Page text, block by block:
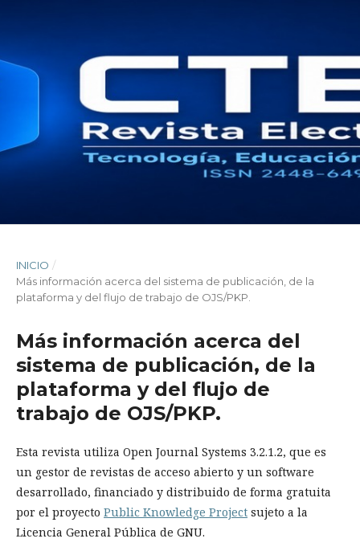
INICIO /
Más información acerca del sistema de publicación, de la
plataforma y del flujo de trabajo de OJS/PKP.
Más información acerca del
sistema de publicación, de la
plataforma y del flujo de
trabajo de OJS/PKP.
Esta revista utiliza Open Journal Systems 3.2.1.2, que es
un gestor de revistas de acceso abierto y un software
desarrollado, financiado y distribuido de forma gratuita
por el proyecto Public Knowledge Project sujeto a la
Licencia General Pública de GNU.